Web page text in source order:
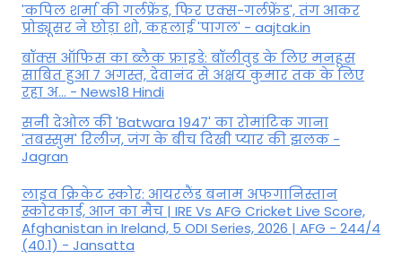
'कपिल शर्मा की गर्लफ्रेंड, फिर एक्स-गर्लफ्रेंड', तंग आकर
प्रोड्यूसर ने छोड़ा शो, कहलाई 'पागल' - aajtak.in
बॉक्स ऑफिस का ब्लैक फ्राइडे: बॉलीवुड के लिए मनहूस
साबित हुआ 7 अगस्त, देवानंद से अक्षय कुमार तक के लिए
रहा अ... - News18 Hindi
सनी देओल की 'Batwara 1947' का रोमांटिक गाना
'तबस्सुम' रिलीज, जंग के बीच दिखी प्यार की झलक -
Jagran
लाइव क्रिकेट स्कोर: आयरलैंड बनाम अफगानिस्तान
स्कोरकार्ड, आज का मैच | IRE Vs AFG Cricket Live Score,
Afghanistan in Ireland, 5 ODI Series, 2026 | AFG - 244/4
(40.1) - Jansatta